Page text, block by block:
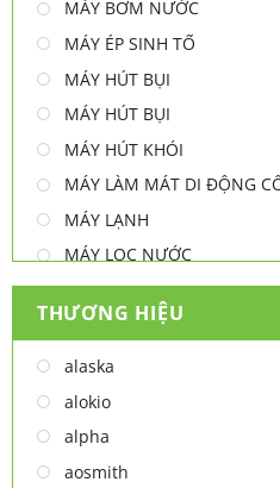
MÁY BƠM NƯỚC
MÁY ÉP SINH TỐ
MÁY HÚT BỤI
MÁY HÚT BỤI
MÁY HÚT KHÓI
MÁY LÀM MÁT DI ĐỘNG
MÁY LẠNH
MÁY LỌC NƯỚC
MÁY NƯỚC NÓNG
MÁY NƯỚC NÓNG - LẠNH
MÁY SẤY TAY
MÁY XAY ĐA NĂNG
NỒI CHIÊN
NỒI CHIÊN
THƯƠNG HIỆU
alaska
alokio
alpha
aosmith